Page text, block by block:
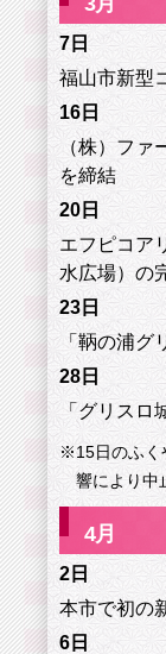
7日
福山市新型
16日
（株）ファ
を締結
20日
エフピコア
水広場）の
23日
「鞆の浦
28日
「グリス
※15日のふく
響により中
4月
2日
本市で初の
6日